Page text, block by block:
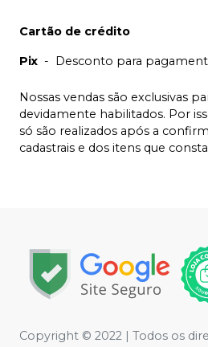
Cartão de crédito
Pix - Desconto para
Nossas vendas são exclusivas
devidamente habilitados. Por
só são realizados após a
cadastrais e dos itens que
Copyright © 2022 | Todos os